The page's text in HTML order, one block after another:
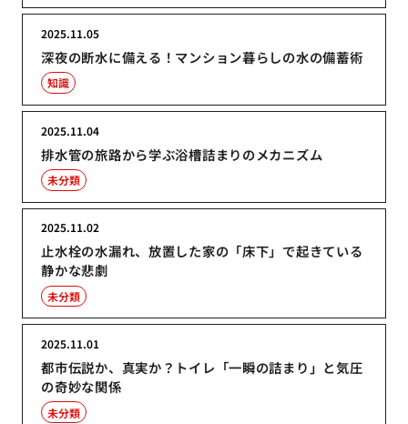
深夜の断水に備える！マンション暮らしの水の備蓄術
2025.11.05
知識
排水管の旅路から学ぶ浴槽詰まりのメカニズム
2025.11.04
未分類
止水栓の水漏れ、放置した家の「床下」で起きている
静かな悲劇
2025.11.02
未分類
都市伝説か、真実か？トイレ「一瞬の詰まり」と気圧
の奇妙な関係
2025.11.01
未分類